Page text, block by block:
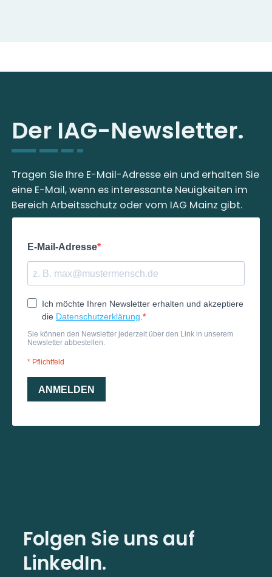
Der IAG-Newsletter.
Tragen Sie Ihre E-Mail-Adresse ein und erhalten Sie
eine E-Mail, wenn es interessante Neuigkeiten im
Bereich Arbeitsschutz oder vom IAG Mainz gibt.
Folgen Sie uns auf
LinkedIn.